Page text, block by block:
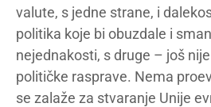
valute, s jedne strane, i
politika koje bi obuzdale i
nejednakosti, s druge – još
političke rasprave. Nema
se zalaže za stvaranje Unije